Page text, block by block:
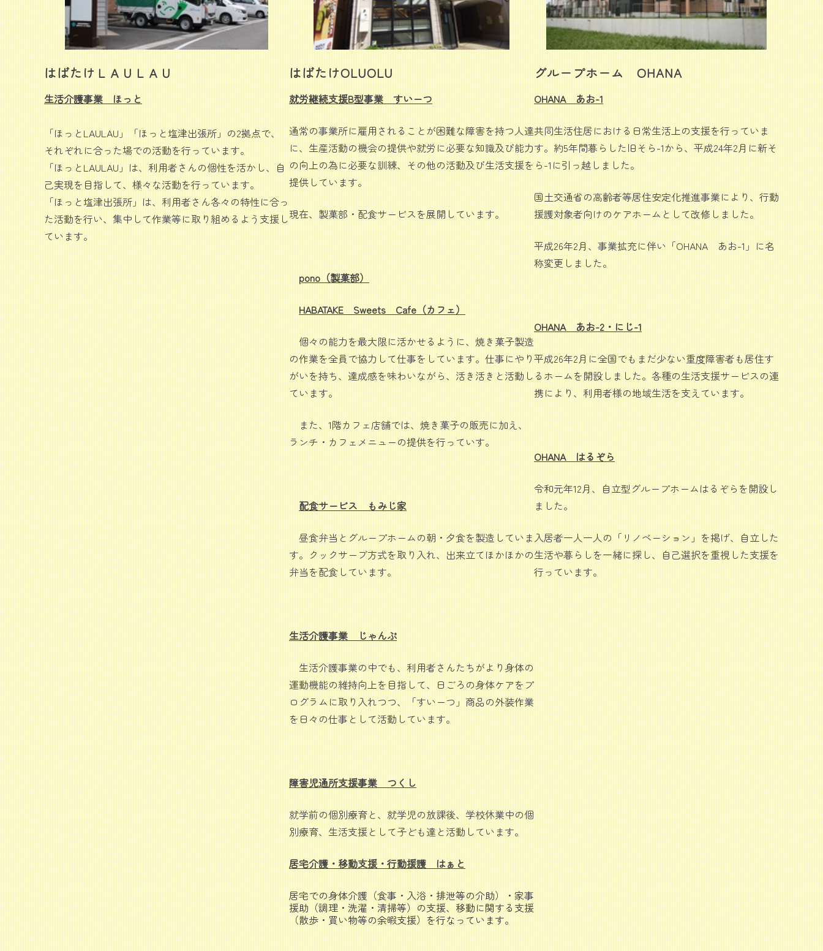
はばたけＬＡＵＬＡＵ
生活介護事業 ほっと
「ほっとLAULAU」「ほっと塩津出張所」の2拠点で、
それぞれに合った場での活動を行っています。
「ほっとLAULAU」は、利用者さんの個性を活かし、自
己実現を目指して、様々な活動を行っています。
「ほっと塩津出張所」は、利用者さん各々の特性に合っ
た活動を行い、集中して作業等に取り組めるよう支援し
ています。
はばたけOLUOLU
就労継続支援B型事業 すいーつ
通常の事業所に雇用されることが困難な障害を持つ人達
に、生産活動の機会の提供や就労に必要な知識及び能力
の向上の為に必要な訓練、その他の活動及び生活支援を
提供しています。
現在、製菓部・配食サービスを展開しています。
pono（製菓部）
HABATAKE Sweets Cafe（カフェ）
個々の能力を最大限に活かせるように、焼き菓子製造
の作業を全員で協力して仕事をしています。仕事にやり
がいを持ち、達成感を味わいながら、活き活きと活動し
ています。
また、1階カフェ店舗では、焼き菓子の販売に加え、
ランチ・カフェメニューの提供を行っていす。
配食サービス もみじ家
昼食弁当とグループホームの朝・夕食を製造していま
す。クックサーブ方式を取り入れ、出来立てほかほかの
弁当を配食しています。
生活介護事業 じゃんぷ
生活介護事業の中でも、利用者さんたちがより身体の
運動機能の維持向上を目指して、日ごろの身体ケアをプ
ログラムに取り入れつつ、「すいーつ」商品の外装作業
を日々の仕事として活動しています。
障害児通所支援事業 つくし
就学前の個別療育と、就学児の放課後、学校休業中の個
別療育、生活支援として子ども達と活動しています。
居宅介護・移動支援・行動援護 はぁと
居宅での身体介護（食事・入浴・排泄等の介助）・家事
援助（調理・洗濯・清掃等）の支援、移動に関する支援
（散歩・買い物等の余暇支援）を行なっています。
グループホーム OHANA
OHANA あお-1
共同生活住居における日常生活上の支援を行っていま
す。約5年間暮らした旧そら-1から、平成24年2月に新そ
ら-1に引っ越しました。
国土交通省の高齢者等居住安定化推進事業により、行動
援護対象者向けのケアホームとして改修しました。
平成26年2月、事業拡充に伴い「OHANA あお-1」に名
称変更しました。
OHANA あお-2・にじ-1
平成26年2月に全国でもまだ少ない重度障害者も居住す
るホームを開設しました。各種の生活支援サービスの連
携により、利用者様の地域生活を支えています。
OHANA はるぞら
令和元年12月、自立型グループホームはるぞらを開設し
ました。
入居者一人一人の「リノベーション」を掲げ、自立した
生活や暮らしを一緒に探し、自己選択を重視した支援を
行っています。